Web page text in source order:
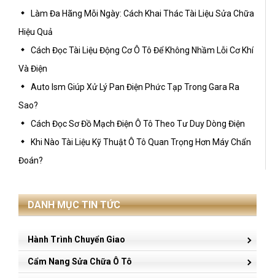
Làm Đa Hãng Mỗi Ngày: Cách Khai Thác Tài Liệu Sửa Chữa
Hiệu Quả
Cách Đọc Tài Liệu Động Cơ Ô Tô Để Không Nhầm Lỗi Cơ Khí
Và Điện
Auto Ism Giúp Xử Lý Pan Điện Phức Tạp Trong Gara Ra
Sao?
Cách Đọc Sơ Đồ Mạch Điện Ô Tô Theo Tư Duy Dòng Điện
Khi Nào Tài Liệu Kỹ Thuật Ô Tô Quan Trọng Hơn Máy Chẩn
Đoán?
DANH MỤC TIN TỨC
Hành Trình Chuyển Giao
Cẩm Nang Sửa Chữa Ô Tô